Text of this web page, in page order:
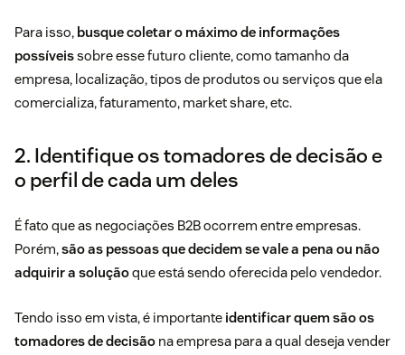
Para isso, busque coletar o máximo de informações
possíveissobre esse futuro cliente, como tamanho da
empresa, localização, tipos de produtos ou serviços que ela
comercializa, faturamento, market share, etc.
2. Identifique os tomadores de decisão e
o perfil de cada um deles
É fato que as negociações B2B ocorrem entre empresas.
Porém,são as pessoas que decidem se vale a pena ou não
adquirir a soluçãoque está sendo oferecida pelo vendedor.
Tendo isso em vista, é importante identificar quem são os
tomadores de decisão na empresa para a qual deseja vender